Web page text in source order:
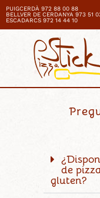
PUIGCERDÀ 972 88 00 88
BELLVER DE CERDANYA 973 51
ESCADARCS 972 14 44 10
de
gluten?